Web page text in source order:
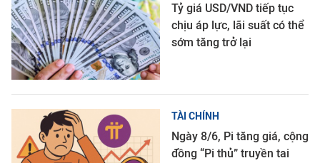
Tỷ giá USD/VND tiếp tục
chịu áp lực, lãi suất có thể
sớm tăng trở lại
TÀI CHÍNH
Ngày 8/6, Pi tăng giá, cộng
đồng “Pi thủ” truyền tai